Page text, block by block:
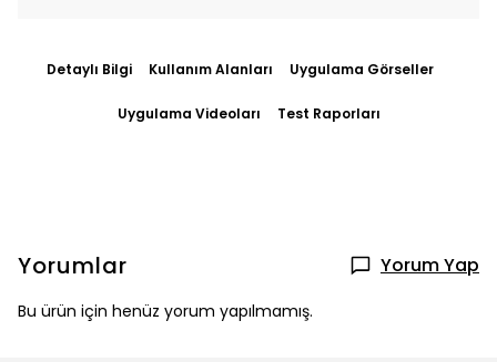
Detaylı Bilgi Kullanım Alanları Uygulama Görseller
Uygulama Videoları Test Raporları
Yorumlar Yorum Yap
Bu ürün için henüz yorum yapılmamış.